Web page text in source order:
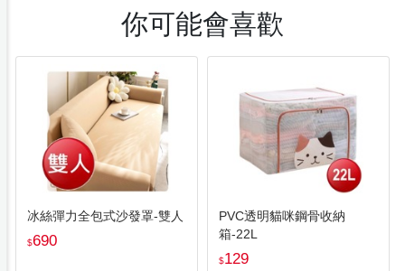
你可能會喜歡
冰絲彈力全包式沙發罩-雙人
$690
PVC透明貓咪鋼骨收納
箱-22L
$129